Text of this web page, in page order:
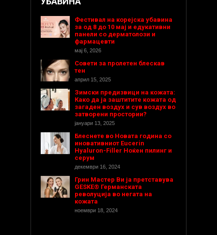
Фестивал на корејска убавина
за од 8 до 10 мај и едукативни
панели со дерматолози и
фармацевти
мај 6, 2026
Совети за пролетен блескав
тен
април 15, 2025
Зимски предизвици на кожата:
Како да ја заштитите кожата од
загаден воздух и сув воздух во
затворени простории?
јануари 13, 2025
Блеснете во Новата година со
иновативниот Eucerin
Hyaluron-Filler Ноќен пилинг и
серум
декември 16, 2024
Грин Мастер Ви ја претставува
GESKE® Германската
револуција во негата на
кожата
ноември 18, 2024